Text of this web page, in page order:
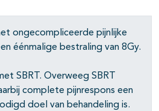
ongecompliceerde pijnlijke
éénmalige bestraling van 8Gy.
SBRT. Overweeg SBRT
complete pijnrespons een
doel van behandeling is.